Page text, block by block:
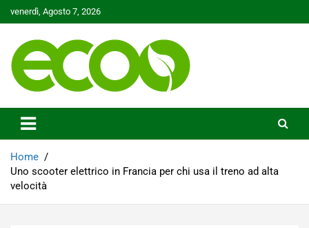
to
venerdì, Agosto 7, 2026
Ecoo.it
Home
Uno scooter elettrico in Francia per chi usa il treno ad alta
velocità